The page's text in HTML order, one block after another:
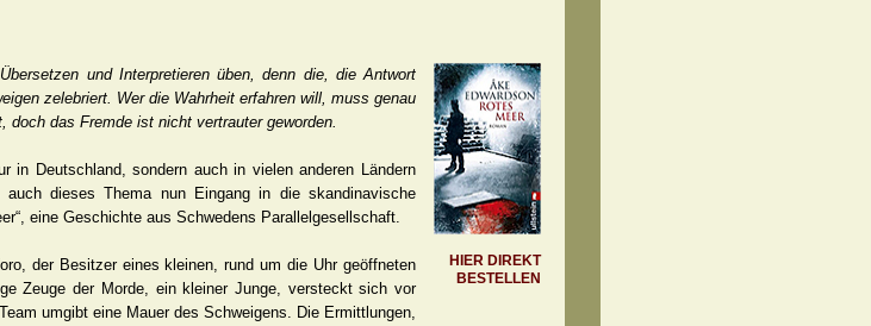
HIER DIREKT
BESTELLEN
und Interpretieren üben, denn die, die Antwort
zelebriert. Wer die Wahrheit erfahren will, muss genau
das Fremde ist nicht vertrauter geworden.
in Deutschland, sondern auch in vielen anderen Ländern
dieses Thema nun Eingang in die skandinavische
eine Geschichte aus Schwedens Parallelgesellschaft.
der Besitzer eines kleinen, rund um die Uhr geöffneten
Zeuge der Morde, ein kleiner Junge, versteckt sich vor
umgibt eine Mauer des Schweigens. Die Ermittlungen,